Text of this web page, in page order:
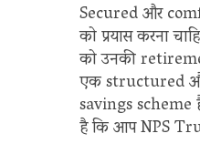
Secured और
को प्रयास करना
को उनकी
एक structured
savings scheme
है कि आप NPS